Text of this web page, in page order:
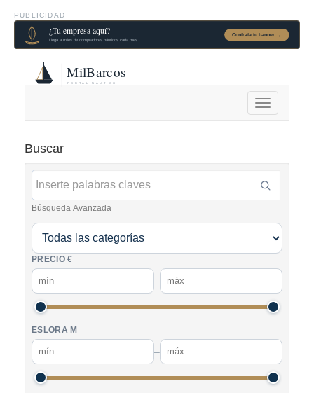
PUBLICIDAD
Alternar
navegación
Buscar
Búsqueda Avanzada
PRECIO €
–
ESLORA M
–